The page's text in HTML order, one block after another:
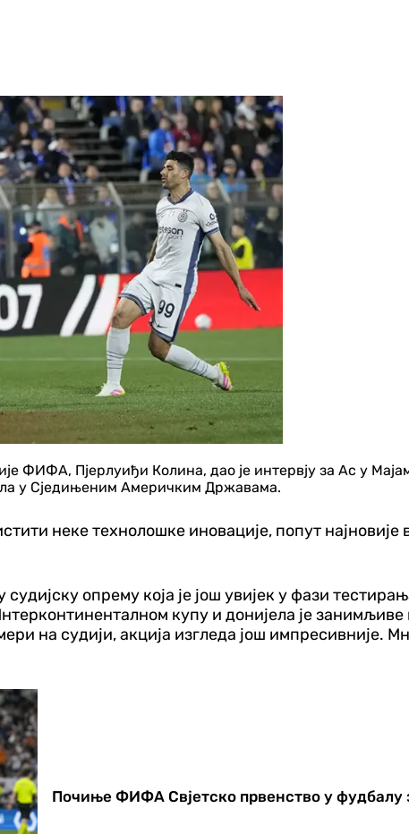
ФИФА, Пјерлуиђи Колина, дао је интервју за Ас у
у Сједињеним Америчким Државама.
неке технолошке иновације, попут најновије
опрему која је још увијек у фази
купу и донијела је
на судији, акција изгледа још импресивније.
Почиње ФИФА Свјетско првенство у фудбалу